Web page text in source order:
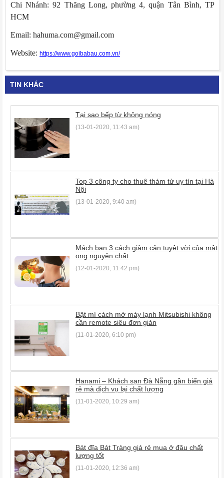
Chi Nhánh: 92 Thăng Long, phường 4, quận Tân Bình, TP
HCM
Email: hahuma.com@gmail.com
Website: https://www.goibabau.com.vn/
TIN KHÁC
Tại sao bếp từ không nóng
(13-01-2020, 11:43 am)
Top 3 công ty cho thuê thám tử uy tín tại Hà
Nội
(13-01-2020, 9:40 am)
Mách bạn 3 cách giảm cân tuyệt vời của mật
ong nguyên chất
(12-01-2020, 11:42 pm)
Bật mí cách mở máy lạnh Mitsubishi không
cần remote siêu đơn giản
(11-01-2020, 6:10 pm)
Hanami – Khách sạn Đà Nẵng gần biển giá
rẻ mà dịch vụ lại chất lượng
(11-01-2020, 10:29 am)
Bát đĩa Bát Tràng giá rẻ mua ở đâu chất
lượng tốt
(11-01-2020, 12:36 am)